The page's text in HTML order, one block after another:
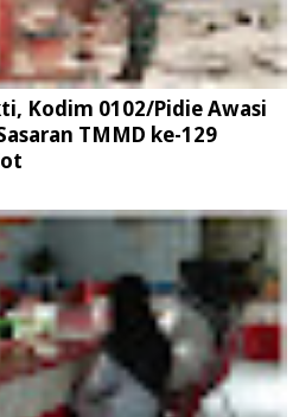
Kodim 0102/Pidie Awasi
TMMD ke-129